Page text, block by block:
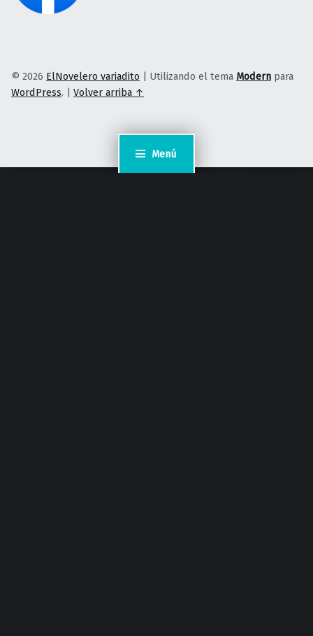
Menú
© 2026 ElNovelero variadito | Utilizando el tema Modern para
WordPress. | Volver arriba ↑